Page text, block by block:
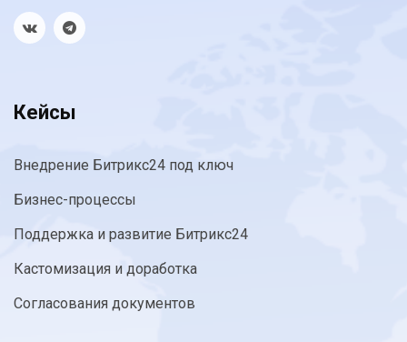
Кейсы
Внедрение Битрикс24 под ключ
Бизнес-процессы
Поддержка и развитие Битрикс24
Кастомизация и доработка
Согласования документов